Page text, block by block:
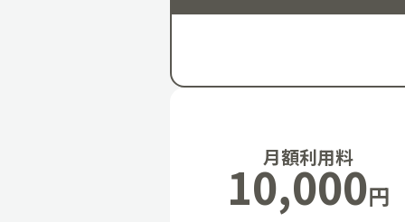
月額利用料
10,000円